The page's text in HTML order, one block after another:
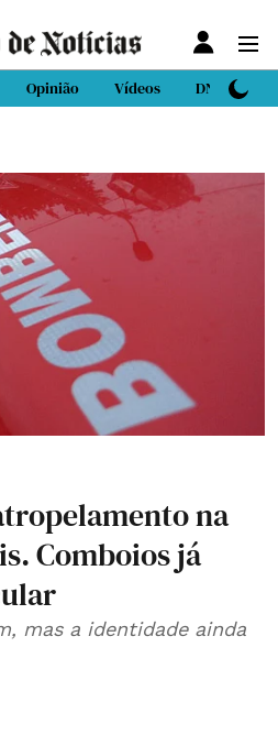
Opinião Vídeos DN Sport
na
Comboios já
mas a identidade ainda